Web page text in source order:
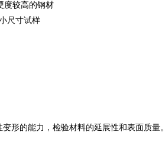
度较高的钢材
尺寸试样
形的能力，检验材料的延展性和表面质量。